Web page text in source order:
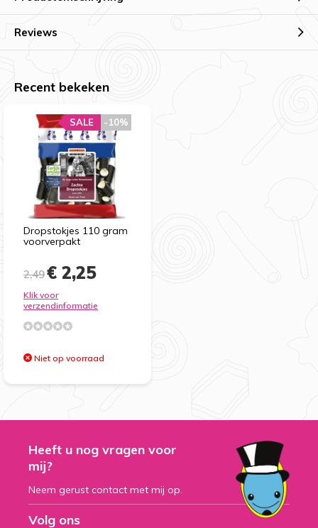
Reviews
Recent bekeken
Dropstokjes 110 gram
voorverpakt
-10%
SALE
2,49€ 2,25
Klik voor
verzendinformatie
Niet op voorraad
Heeft u nog vragen voor
mij?
Neem gerust contact met mij op.
Volg ons